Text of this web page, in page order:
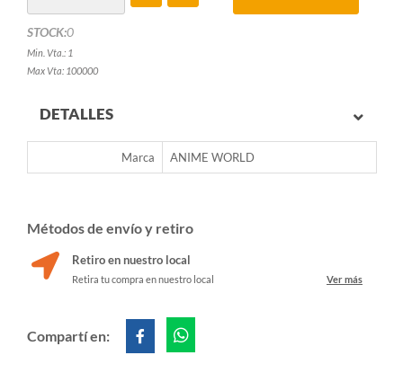
STOCK:0
Min. Vta.: 1
Max Vta: 100000
DETALLES
Marca ANIME WORLD
Métodos de envío y retiro
Retiro en nuestro local
Retira tu compra en nuestro local Ver más
Compartí en: